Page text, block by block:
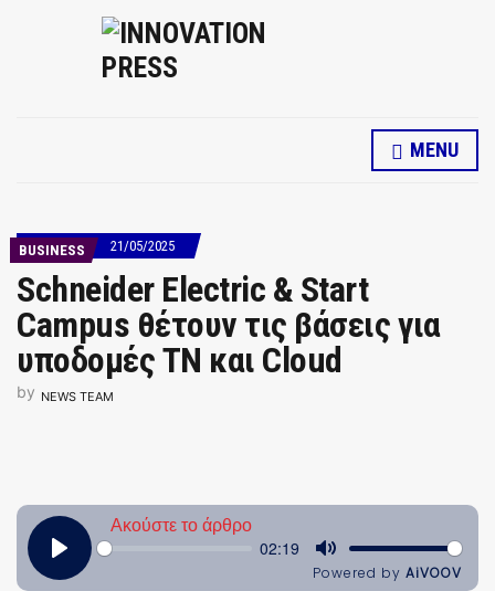
MENU
BUSINESS 21/05/2025
Schneider Electric & Start
Campus θέτουν τις βάσεις για
υποδομές ΤΝ και Cloud
by NEWS TEAM